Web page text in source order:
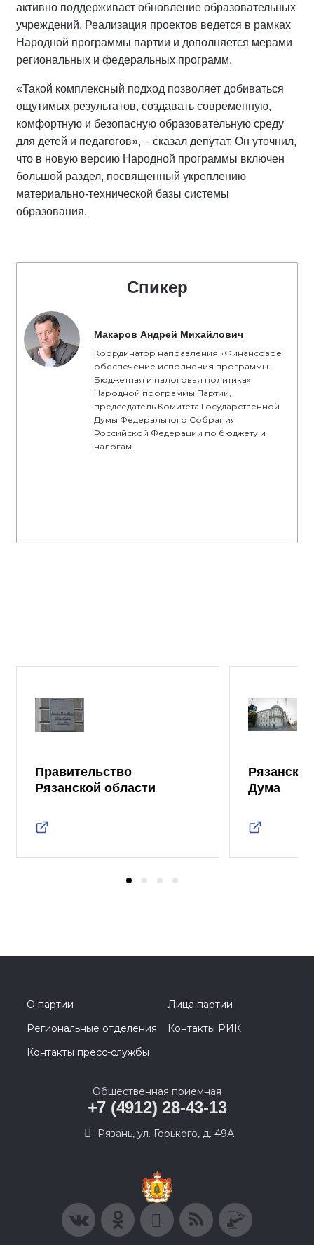
активно поддерживает обновление образовательных
учреждений. Реализация проектов ведется в рамках
Народной программы партии и дополняется мерами
региональных и федеральных программ.
«Такой комплексный подход позволяет добиваться
ощутимых результатов, создавать современную,
комфортную и безопасную образовательную среду
для детей и педагогов», – сказал депутат. Он уточнил,
что в новую версию Народной программы включен
большой раздел, посвященный укреплению
материально-технической базы системы
образования.
Спикер
Макаров Андрей Михайлович
Координатор направления «Финансовое
обеспечение исполнения программы.
Бюджетная и налоговая политика»
Народной программы Партии,
председатель Комитета Государственной
Думы Федерального Собрания
Российской Федерации по бюджету и
налогам
Правительство
Рязанской области
Дума
О партии
Лица партии
Региональные отделения
Контакты РИК
Контакты пресс-службы
Общественная приемная
+7 (4912) 28-43-13
Рязань, ул. Горького, д. 49А